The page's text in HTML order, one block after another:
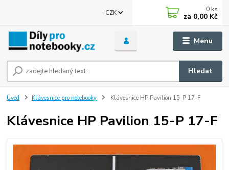
Menu
CZK
Hledat
0 ks
za 0,00 Kč
Úvod Klávesnice pro notebooky Klávesnice HP Pavilion 15-P 17-F
Klávesnice HP Pavilion 15-P 17-F